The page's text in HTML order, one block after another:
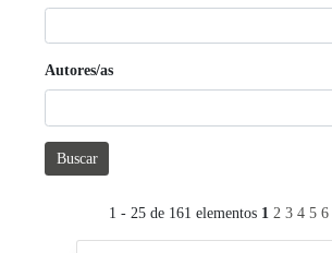
Autores/as
Buscar
1 - 25 de 161 elementos 1 2 3 4 5 6